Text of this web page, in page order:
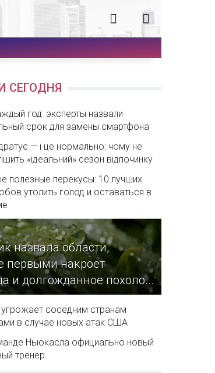
СЕГОДНЯ
год: эксперты назвали
срок для замены смартфона
— і це нормально: чому не
«ідеальний» сезон відпочинку
полезные перекусы: 10 лучших
утолить голод и оставаться в
назвала области,
первыми накроет
и долгожданное похоло...
соседним странам
в случае новых атак США
Ньюкасла официально новый
тренер